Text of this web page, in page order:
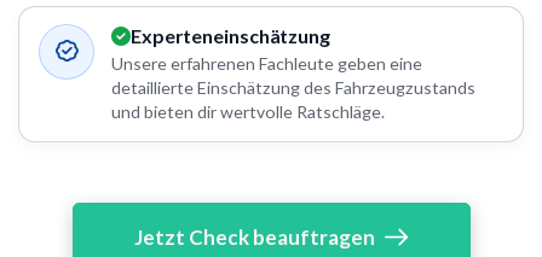
Experteneinschätzung
Unsere erfahrenen Fachleute geben eine
detaillierte Einschätzung des Fahrzeugzustands
und bieten dir wertvolle Ratschläge.
Jetzt Check beauftragen